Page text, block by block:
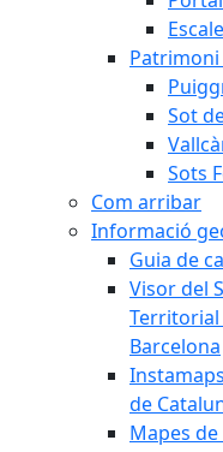
Sot
Sots
Com arribar
Informació
Guia de
Visor del
Barcelona
de
Mapes